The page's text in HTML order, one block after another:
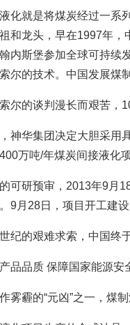
化就是将煤炭经过一系
和龙头，早在1997年
内斯堡参加全球可持续
尔的技术。中国发展煤
尔的谈判漫长而艰苦，
神华集团决定大胆采用
万吨/年煤炭间接液化项
可研预审，2013年9月
9月28日，项目开工建
纪的艰难求索，中国终
品品质 保障国家能源安
雾霾的“元凶”之一，煤